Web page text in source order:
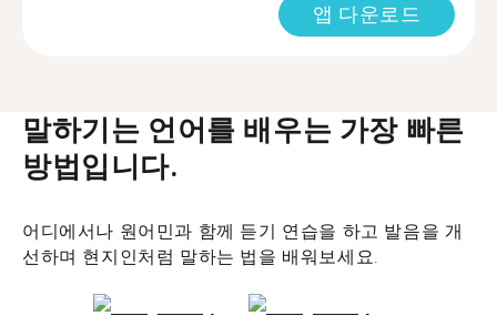
앱 다운로드
말하기는 언어를 배우는 가장 빠른
방법입니다.
어디에서나 원어민과 함께 듣기 연습을 하고 발음을 개
선하며 현지인처럼 말하는 법을 배워보세요.